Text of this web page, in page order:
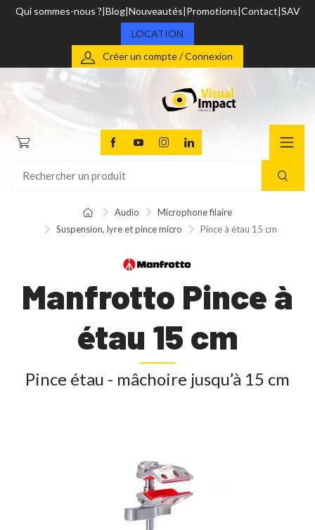
Qui sommes-nous ? Blog Nouveautés Promotions Contact SAV
LOCATION
Créer un compte / Connexion
Audio
Microphone filaire
Suspension, lyre et pince micro
Pince à étau 15 cm
Manfrotto Pince à
étau 15 cm
Pince étau - mâchoire jusqu’à 15 cm